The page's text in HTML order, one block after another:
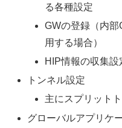
る各種設定
GWの登録（内部
用する場合）
HIP情報の収集
トンネル設定
主にスプリット
グローバルアプリケ